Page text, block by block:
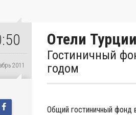
2011
Отели Турции
Гостиничный
годом
Общий гостиничный фонд